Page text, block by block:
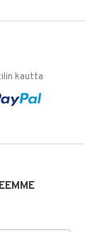
kautta